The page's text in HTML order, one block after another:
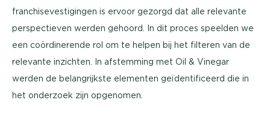
franchisevestigingen is ervoor gezorgd dat alle relevante
perspectieven werden gehoord. In dit proces speelden we
een coördinerende rol om te helpen bij het filteren van de
relevante inzichten. In afstemming met Oil & Vinegar
werden de belangrijkste elementen geïdentificeerd die in
het onderzoek zijn opgenomen.